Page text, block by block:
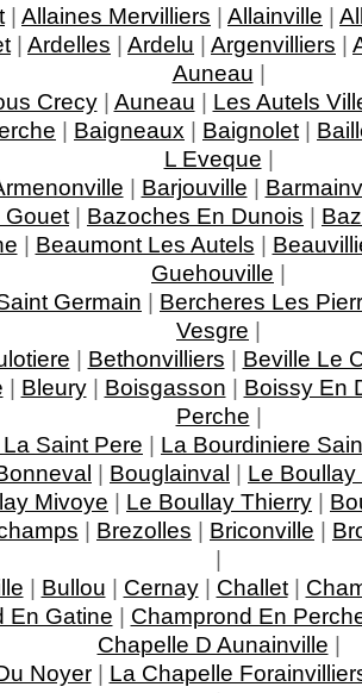
| Allaines Mervilliers | Allainville |
| Ardelles | Ardelu | Argenvilliers |
Auneau |
Crecy| Auneau | Les Autels
| Baigneaux | Baignolet |
L Eveque |
| Barjouville |
Gouet | Bazoches En Dunois |
| Beaumont Les Autels |
Guehouville |
Germain | Bercheres Les
Vesgre |
| Bethonvilliers | Beville Le
| Bleury| Boisgasson | Boissy En
Perche |
Saint Pere | La Bourdiniere
| Bouglainval | Le
Mivoye | Le Boullay Thierry |
| Brezolles | Briconville |
|
| Bullou | Cernay| Challet|
En Gatine | Champrond En
Chapelle D Aunainville |
Noyer| La Chapelle